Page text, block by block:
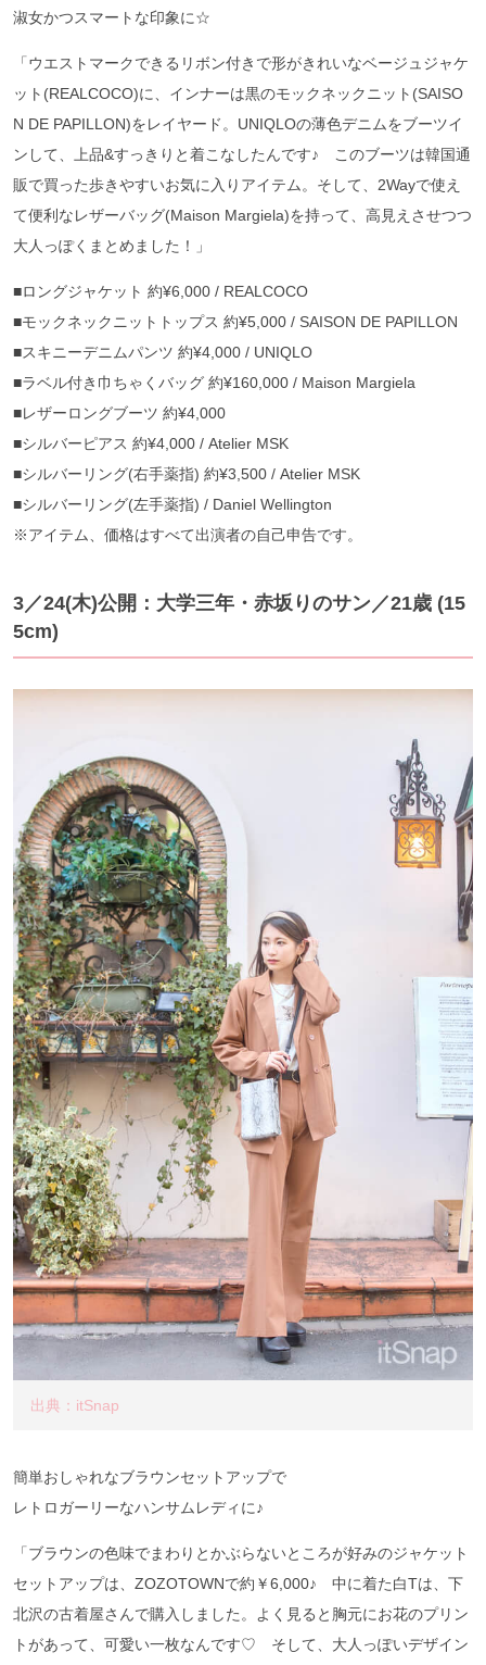
淑女かつスマートな印象に☆
「ウエストマークできるリボン付きで形がきれいなベージュジャケ
ット(REALCOCO)に、インナーは黒のモックネックニット(SAISO
N DE PAPILLON)をレイヤード。UNIQLOの薄色デニムをブーツイ
ンして、上品&すっきりと着こなしたんです♪ このブーツは韓国通
販で買った歩きやすいお気に入りアイテム。そして、2Wayで使え
て便利なレザーバッグ(Maison Margiela)を持って、高見えさせつつ
大人っぽくまとめました！」
■ロングジャケット 約¥6,000 / REALCOCO
■モックネックニットトップス 約¥5,000 / SAISON DE PAPILLON
■スキニーデニムパンツ 約¥4,000 / UNIQLO
■ラベル付き巾ちゃくバッグ 約¥160,000 / Maison Margiela
■レザーロングブーツ 約¥4,000
■シルバーピアス 約¥4,000 / Atelier MSK
■シルバーリング(右手薬指) 約¥3,500 / Atelier MSK
■シルバーリング(左手薬指) / Daniel Wellington
※アイテム、価格はすべて出演者の自己申告です。
3／24(木)公開：大学三年・赤坂りのサン／21歳 (15
5cm)
出典：itSnap
簡単おしゃれなブラウンセットアップで
レトロガーリーなハンサムレディに♪
「ブラウンの色味でまわりとかぶらないところが好みのジャケット
セットアップは、ZOZOTOWNで約￥6,000♪ 中に着た白Tは、下
北沢の古着屋さんで購入しました。よく見ると胸元にお花のプリン
トがあって、可愛い一枚なんです♡ そして、大人っぽいデザイン